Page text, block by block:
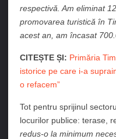
respectivă. Am eliminat
promovarea turistică în
acest an, am încasat
CITEȘTE ȘI: Primăria
istorice pe care i-a
o refacem”
Tot pentru sprijinul
locurilor publice: terase,
redus-o la minimum